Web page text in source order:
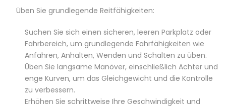
Üben Sie grundlegende Reitfähigkeiten:
Suchen Sie sich einen sicheren, leeren Parkplatz oder
Fahrbereich, um grundlegende Fahrfähigkeiten wie
Anfahren, Anhalten, Wenden und Schalten zu üben.
Üben Sie langsame Manöver, einschließlich Achter und
enge Kurven, um das Gleichgewicht und die Kontrolle
zu verbessern.
Erhöhen Sie schrittweise Ihre Geschwindigkeit und